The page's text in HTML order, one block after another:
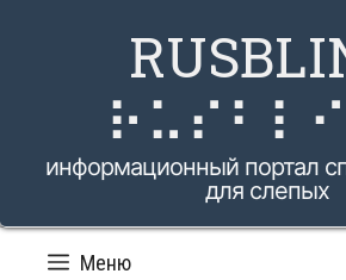
информационный портал
для слепых
Меню